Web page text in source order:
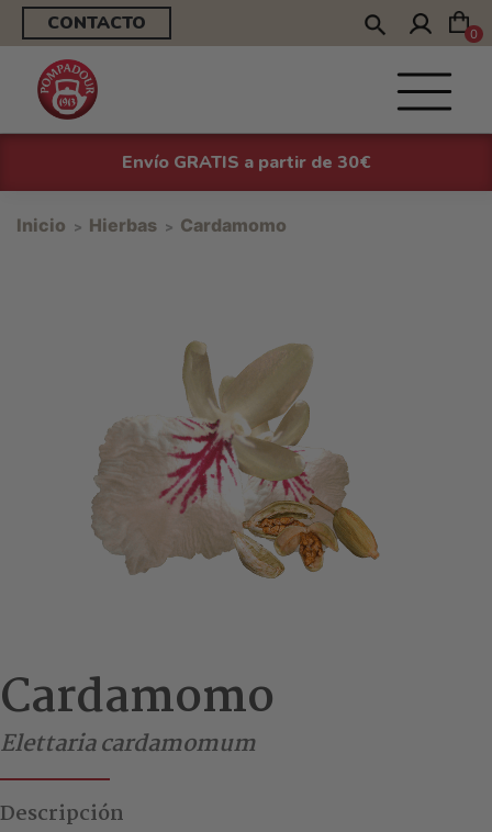
CONTACTO 0
Envío GRATIS a partir de 30€
Inicio Hierbas Cardamomo
Cardamomo
Elettaria cardamomum
Descripción